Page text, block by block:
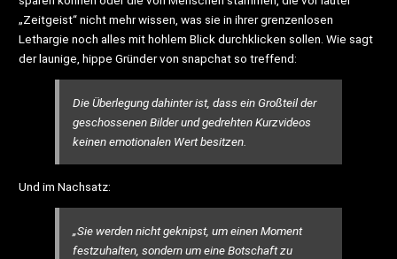
„Zeitgeist“ nicht mehr wissen, was sie in ihrer grenzenlosen
Lethargie noch alles mit hohlem Blick durchklicken sollen. Wie sagt
der launige, hippe Gründer von snapchat so treffend:
Die Überlegung dahinter ist, dass ein Großteil der
geschossenen Bilder und gedrehten Kurzvideos
keinen emotionalen Wert besitzen.
Und im Nachsatz:
„Sie werden nicht geknipst, um einen Moment
festzuhalten, sondern um eine Botschaft zu